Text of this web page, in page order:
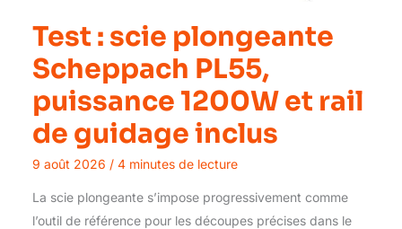
Test : scie plongeante
Scheppach PL55,
puissance 1200W et rail
de guidage inclus
9 août 2026 / 4 minutes de lecture
La scie plongeante s’impose progressivement comme
l’outil de référence pour les découpes précises dans le